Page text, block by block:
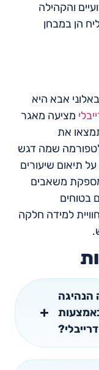
והקהילה
הן במבחן
אבא היא
מציעה מאגר
את
שמה דגש
תיאום שיעורים
מספקת משאבים
בטוחים
למידה חלקה
הנהיגה
דרייבלי?